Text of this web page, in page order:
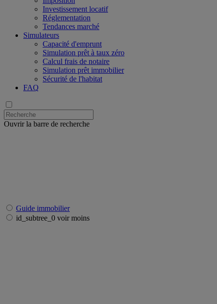
Investissement locatif
Réglementation
Tendances marché
Simulateurs
Capacité d'emprunt
Simulation prêt à taux zéro
Calcul frais de notaire
Simulation prêt immobilier
Sécurité de l'habitat
FAQ
Ouvrir la barre de recherche
Guide immobilier
id_subtree_0 voir moins